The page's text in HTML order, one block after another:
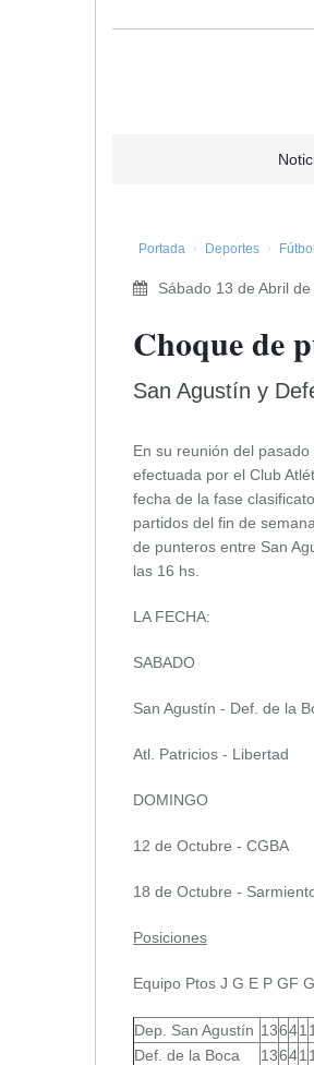
Portada Deportes Fútbol
Sábado 13 de Abril de
Choque de
San Agustín y
En su reunión del
efectuada por el Club
fecha de la fase
partidos del fin de
de punteros entre San
las 16 hs.
LA FECHA:
SABADO
San Agustín - Def. de la
Atl. Patricios - Libertad
DOMINGO
12 de Octubre - CGBA
18 de Octubre -
Posiciones
Equipo Ptos J G E P GF
Dep. San Agustín 13641 1
Def. de la Boca
13641 1